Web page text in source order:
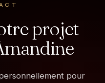
projet
pour